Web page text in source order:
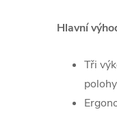
Hlavní
Tři